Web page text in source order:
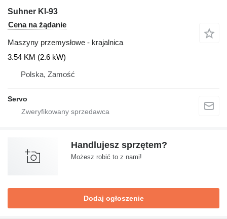
Suhner KI-93
Cena na żądanie
Maszyny przemysłowe - krajalnica
3.54 KM (2.6 kW)
Polska, Zamość
Servo
Handlujesz sprzętem?
Możesz robić to z nami!
Dodaj ogłoszenie